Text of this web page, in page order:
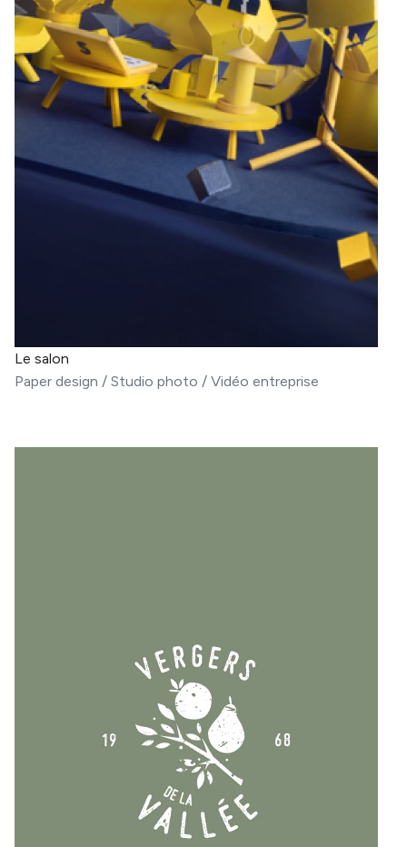
Le salon
Paper design / Studio photo / Vidéo entreprise